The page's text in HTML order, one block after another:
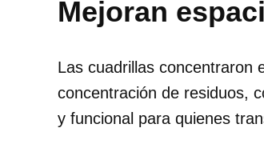
Mejoran
Las cuadrillas concentraron
concentración de residuos,
y funcional para quienes